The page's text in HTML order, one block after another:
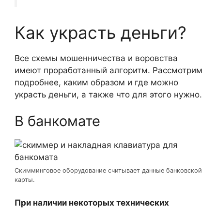
Как украсть деньги?
Все схемы мошенничества и воровства
имеют проработанный алгоритм. Рассмотрим
подробнее, каким образом и где можно
украсть деньги, а также что для этого нужно.
В банкомате
Скимминговое оборудование считывает данные банковской
карты.
При наличии некоторых технических